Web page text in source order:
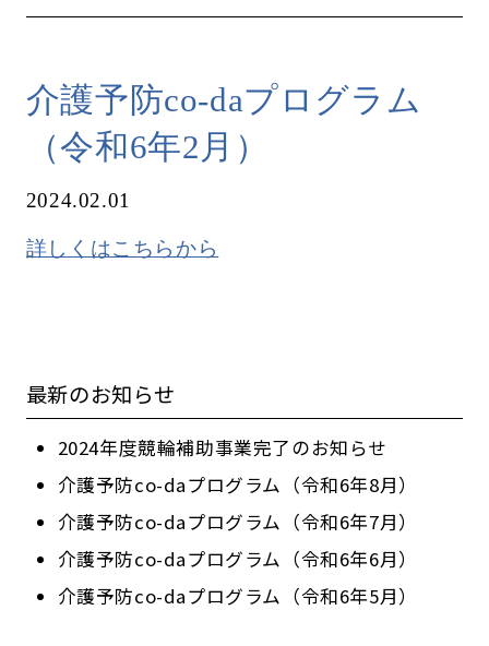
介護予防co-daプログラム
（令和6年2月）
2024.02.01
詳しくはこちらから
最新のお知らせ
2024年度競輪補助事業完了のお知らせ
介護予防co-daプログラム（令和6年8月）
介護予防co-daプログラム（令和6年7月）
介護予防co-daプログラム（令和6年6月）
介護予防co-daプログラム（令和6年5月）